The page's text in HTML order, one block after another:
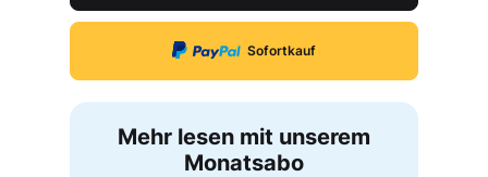
Sofortkauf
Mehr lesen mit unserem
Monatsabo